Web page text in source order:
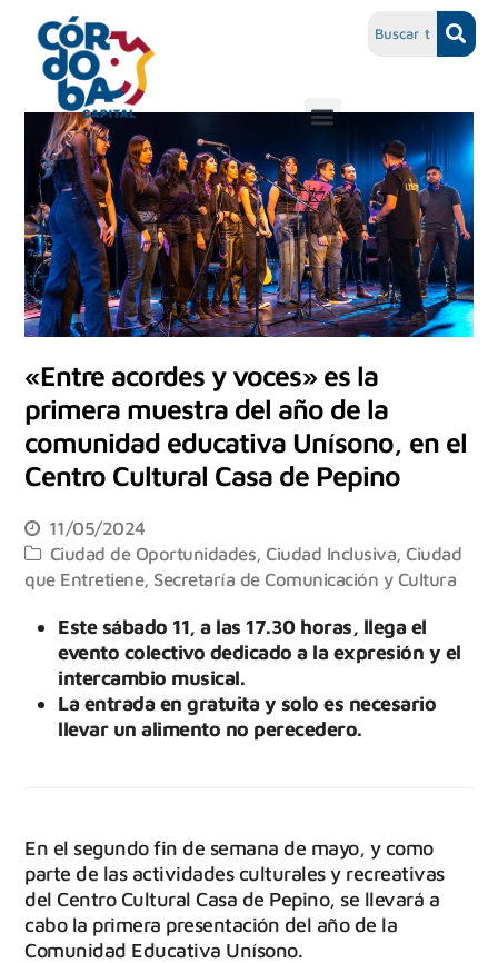
«Entre acordes y voces» es la
primera muestra del año de la
comunidad educativa Unísono, en el
Centro Cultural Casa de Pepino
11/05/2024
Ciudad de Oportunidades ,Ciudad Inclusiva ,Ciudad
que Entretiene, Secretaría de Comunicación y Cultura
Este sábado 11, a las 17.30 horas, llega el
evento colectivo dedicado a la expresión y el
intercambio musical.
La entrada en gratuita y solo es necesario
llevar un alimento no perecedero.
En el segundo fin de semana de mayo, y como
parte de las actividades culturales y recreativas
del Centro Cultural Casa de Pepino, se llevará a
cabo la primera presentación del año de la
Comunidad Educativa Unísono.